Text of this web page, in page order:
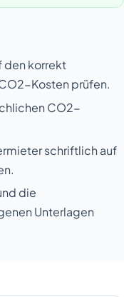
den korrekt
Kosten prüfen.
CO2-
schriftlich auf
die
Unterlagen